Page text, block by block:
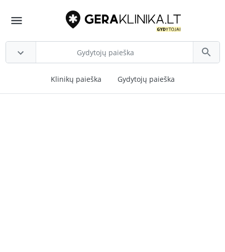
Klinikų paieška Gydytojų paieška